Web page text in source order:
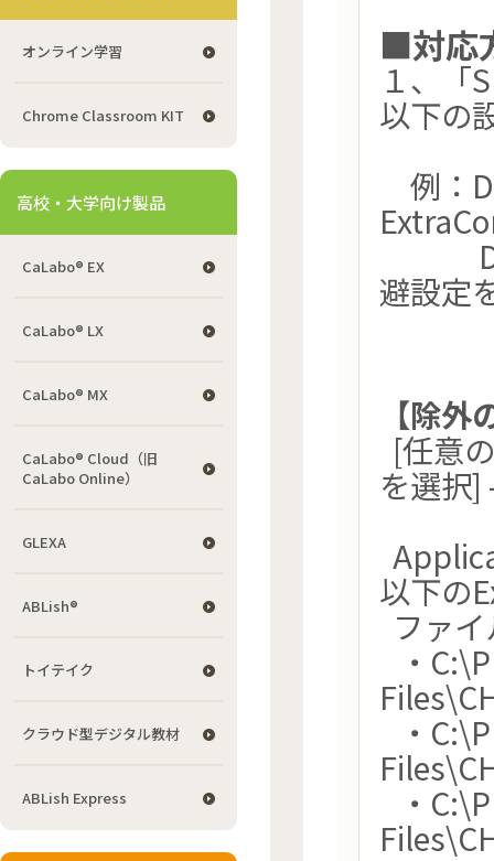
オンライン学習
Chrome Classroom KIT
高校・大学向け製品
CaLabo® EX
CaLabo® LX
CaLabo® MX
CaLabo® Cloud（旧
CaLabo Online）
GLEXA
ABLish®
トイテイク
クラウド型デジタル教材
ABLish Express
■対応
１、「
以下の
例：
避設定
【除
[任意
を選択
以下の
ファ
・
・
・